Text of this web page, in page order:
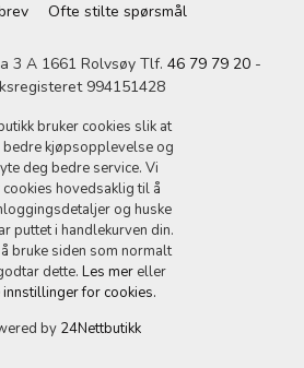
Ofte stilte spørsmål
3 A 1661 Rolvsøy Tlf. 46 79 79 20 -
994151428
bruker cookies slik at
bedre kjøpsopplevelse og
deg bedre service. Vi
hovedsaklig til å
og huske
puttet i handlekurven din.
bruke siden som normalt
dette. Les mer eller
innstillinger for cookies.
by 24Nettbutikk